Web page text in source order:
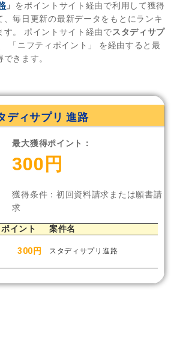
」 をポイントサイト経由で利用して獲得
、毎日更新の最新データをもとにランキ
す。 ポイントサイト経由でスタディサプ
「ニフティポイント」
を経由すると最
きます。
ディサプリ 進路
最大獲得ポイント：
300円
獲得条件：初回資料請求または願書請
求
ポイント 案件名
300円 スタディサプリ進路